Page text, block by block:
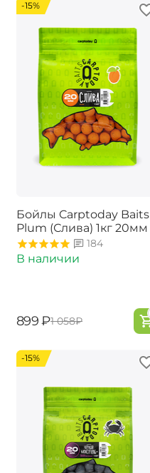
-15%
Бойлы Carptoday Baits
Plum (Слива) 1кг 20мм
184
В наличии
‍899‍ ₽‍1 058‍₽
-15%